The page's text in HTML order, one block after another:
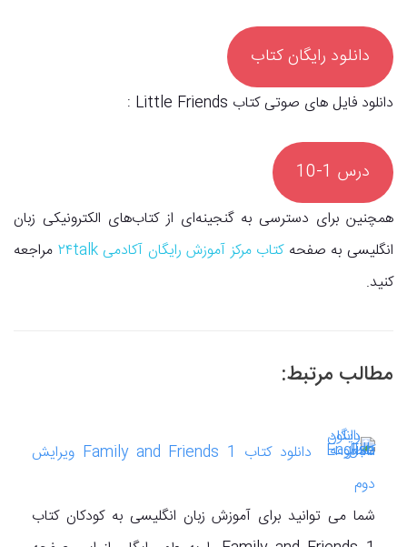
دانلود رایگان کتاب
دانلود فایل های صوتی کتاب Little Friends :
درس 1-10
همچنین برای دسترسی به گنجینه‌ای از کتاب‌های الکترونیکی زبان
انگلیسی به صفحهکتاب مرکز آموزش رایگان آکادمی ۲۴talk
مراجعه
کنید.
مطالب مرتبط:
دانلود کتاب Family and Friends 1 ویرایش
دوم
شما می توانید برای آموزش زبان انگلیسی به کودکان کتاب